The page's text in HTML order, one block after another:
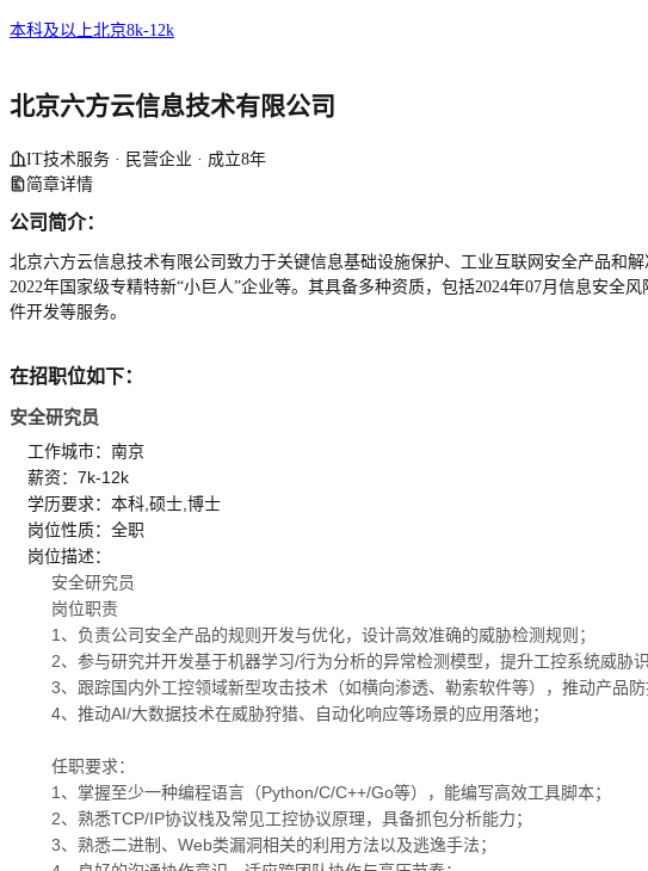
本科及以上北京8k-12k
北京六方云信息技术有限公司
IT技术服务 · 民营企业 · 成立8年
简章详情
公司简介：
北京六方云信息技术有限公司致力于关键信息基础设施保护、工业互联网安全产品和
2022年国家级专精特新“小巨人”企业等。其具备多种资质，包括2024年07月信息安
件开发等服务。
在招职位如下：
安全研究员
工作城市：南京
薪资：7k-12k
学历要求：本科,硕士,博士
岗位性质：全职
岗位描述：
安全研究员
岗位职责
1、负责公司安全产品的规则开发与优化，设计高效准确的威胁检测规则；
2、参与研究并开发基于机器学习/行为分析的异常检测模型，提升工控系统威胁识
3、跟踪国内外工控领域新型攻击技术（如横向渗透、勒索软件等），推动产品防
4、推动AI/大数据技术在威胁狩猎、自动化响应等场景的应用落地；
任职要求：
1、掌握至少一种编程语言（Python/C/C++/Go等），能编写高效工具脚本；
2、熟悉TCP/IP协议栈及常见工控协议原理，具备抓包分析能力；
3、熟悉二进制、Web类漏洞相关的利用方法以及逃逸手法；